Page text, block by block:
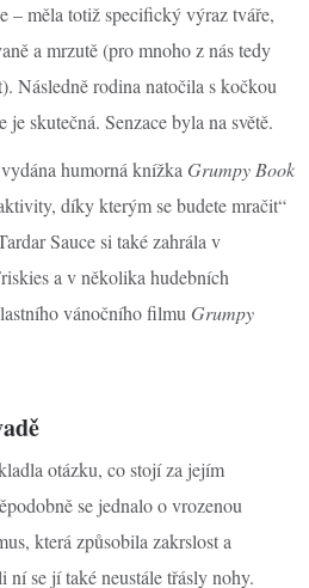
– měla totiž specifický výraz tváře,
a mrzutě (pro mnoho z nás tedy
Následně rodina natočila s kočkou
skutečná. Senzace byla na světě.
humorná knížka Grumpy Book
díky kterým se budete mračit“
Sauce si také zahrála v
a v několika hudebních
vánočního filmu Grumpy
otázku, co stojí za jejím
se jednalo o vrozenou
která způsobila zakrslost a
se jí také neustále třásly nohy.